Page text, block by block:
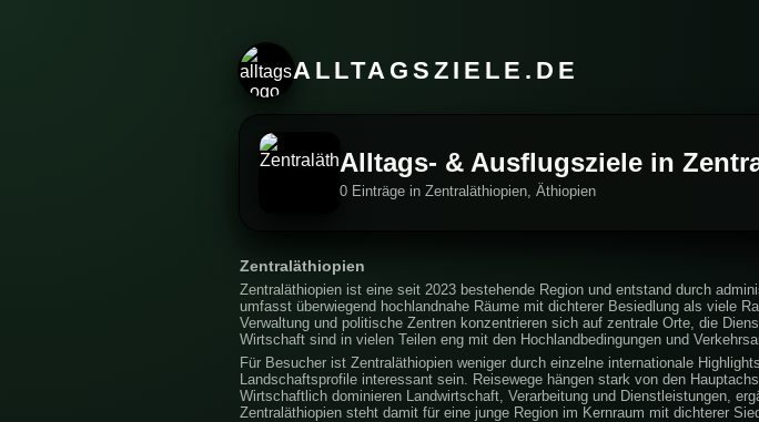
ALLTAGSZIELE.DE
Alltags- & Ausflugsziele in
0 Einträge in Zentraläthiopien, Äthiopien
Zentraläthiopien
Zentraläthiopien ist eine seit 2023 bestehende Region und entstand durch
umfasst überwiegend hochlandnahe Räume mit dichterer Besiedlung als viele
Verwaltung und politische Zentren konzentrieren sich auf zentrale Orte, die
Wirtschaft sind in vielen Teilen eng mit den Hochlandbedingungen und
Für Besucher ist Zentraläthiopien weniger durch einzelne internationale
Landschaftsprofile interessant sein. Reisewege hängen stark von den
Wirtschaftlich dominieren Landwirtschaft, Verarbeitung und Dienstleistungen,
Zentraläthiopien steht damit für eine junge Region im Kernraum mit dichterer